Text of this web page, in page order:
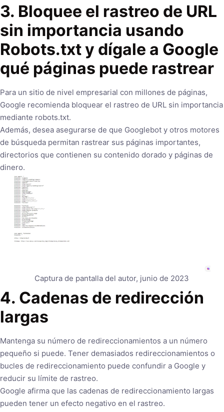
3. Bloquee el rastreo de URL
sin importancia usando
Robots.txt y dígale a Google
qué páginas puede rastrear
Para un sitio de nivel empresarial con millones de páginas,
Google recomienda bloquear el rastreo de URL sin importancia
mediante robots.txt.
Además, desea asegurarse de que Googlebot y otros motores
de búsqueda permitan rastrear sus páginas importantes,
directorios que contienen su contenido dorado y páginas de
dinero.
Captura de pantalla del autor, junio de 2023
4. Cadenas de redirección
largas
Mantenga su número de redireccionamientos a un número
pequeño si puede. Tener demasiados redireccionamientos o
bucles de redireccionamiento puede confundir a Google y
reducir su límite de rastreo.
Google afirma que las cadenas de redireccionamiento largas
pueden tener un efecto negativo en el rastreo.